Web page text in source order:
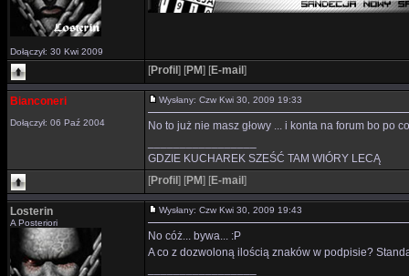
Dołączył: 30 Kwi 2009
[Profil ] [PM] [E-mail ]
Bianconeri
Dołączył: 06 Paź 2004
Wysłany: Czw Kwi 30, 2009 19:33
No to już nie masz głowy ... i konta na forum bo po
GDZIE KUCHAREK SZEŚĆ TAM WIÓRY LECĄ
[Profil ] [PM] [E-mail ]
Losterin
A Posteriori
Wysłany: Czw Kwi 30, 2009 19:43
No cóż... bywa... :P
A co z dozwoloną ilością znaków w podpisie?